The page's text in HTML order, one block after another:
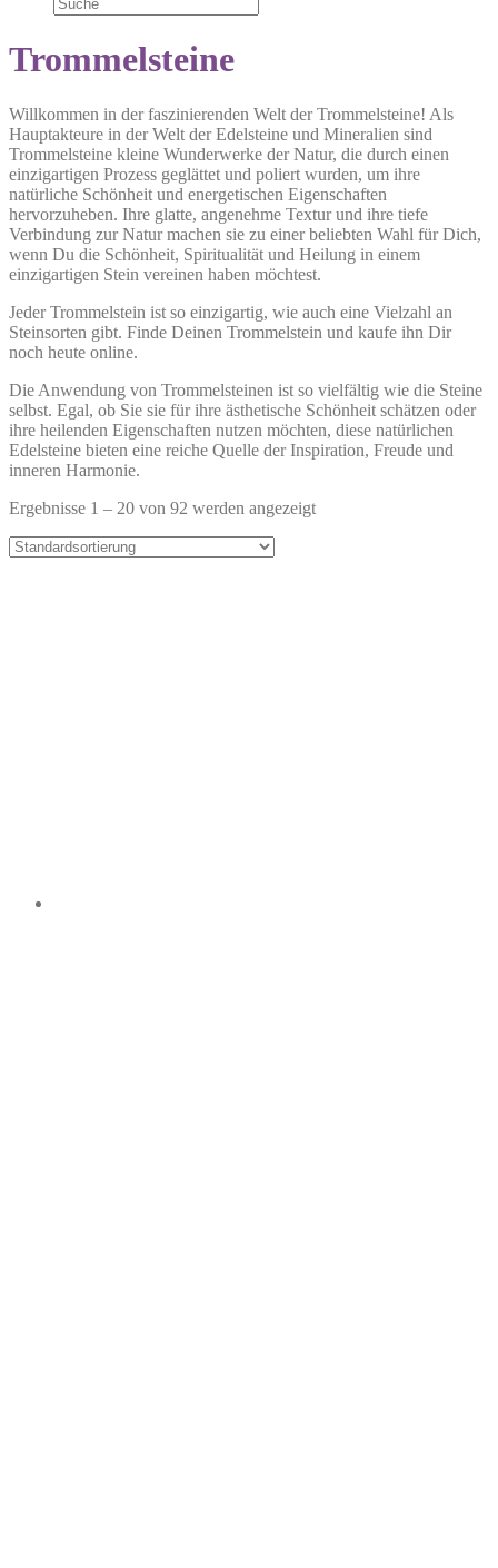
Trommelsteine
Willkommen in der faszinierenden Welt der Trommelsteine! Als
Hauptakteure in der Welt der Edelsteine und Mineralien sind
Trommelsteine kleine Wunderwerke der Natur, die durch einen
einzigartigen Prozess geglättet und poliert wurden, um ihre
natürliche Schönheit und energetischen Eigenschaften
hervorzuheben. Ihre glatte, angenehme Textur und ihre tiefe
Verbindung zur Natur machen sie zu einer beliebten Wahl für Dich,
wenn Du die Schönheit, Spiritualität und Heilung in einem
einzigartigen Stein vereinen haben möchtest.
Jeder Trommelstein ist so einzigartig, wie auch eine Vielzahl an
Steinsorten gibt. Finde Deinen Trommelstein und kaufe ihn Dir
noch heute online.
Die Anwendung von Trommelsteinen ist so vielfältig wie die Steine
selbst. Egal, ob Sie sie für ihre ästhetische Schönheit schätzen oder
ihre heilenden Eigenschaften nutzen möchten, diese natürlichen
Edelsteine bieten eine reiche Quelle der Inspiration, Freude und
inneren Harmonie.
Ergebnisse 1 – 20 von 92 werden angezeigt